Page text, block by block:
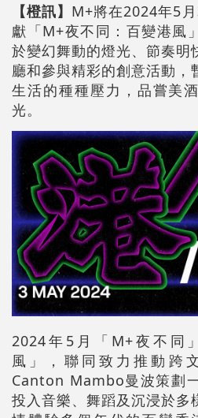
【橙訊】 M+將在2024年5
獻「M+夜不同：百變港風
於變幻舞動的燈光、節奏明
廳和參與精彩的創意活動，
生活的種種壓力，品嘗美
光。
2024年5月「M+夜不同
風」，聯同致力推動跨
Canton Mambo曼波策劃
投入音樂、舞蹈及沉浸於多